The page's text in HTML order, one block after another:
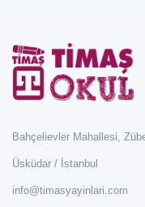
Bahçelievler Mahallesi,
Üsküdar / İstanbul
info@timasyayinlari.com